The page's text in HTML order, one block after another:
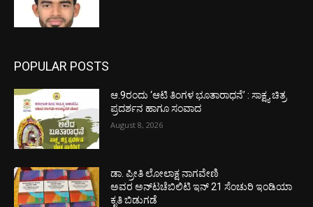
POPULAR POSTS
ಆ.9ರಂದು ‘ಆಟಿ ತಿಂಗಳ ಭೂತಾರಾಧನೆ’ : ಸಾಕ್ಷ್ಯ ಚಿತ್ರ
ಪ್ರದರ್ಶನ ಹಾಗೂ ಸಂವಾದ
August 8, 2026
ಡಾ. ಪ್ರೀತಿ ಲೋಲಾಕ್ಷ ನಾಗವೇಣಿ
ಅವರ ಅನ್‌ಟಚೆಬಿಲಿಟಿ ಇನ್ 21 ಸೆಂಚುರಿ ಇಂಡಿಯಾ
ಕೃತಿ ಬಿಡುಗಡೆ